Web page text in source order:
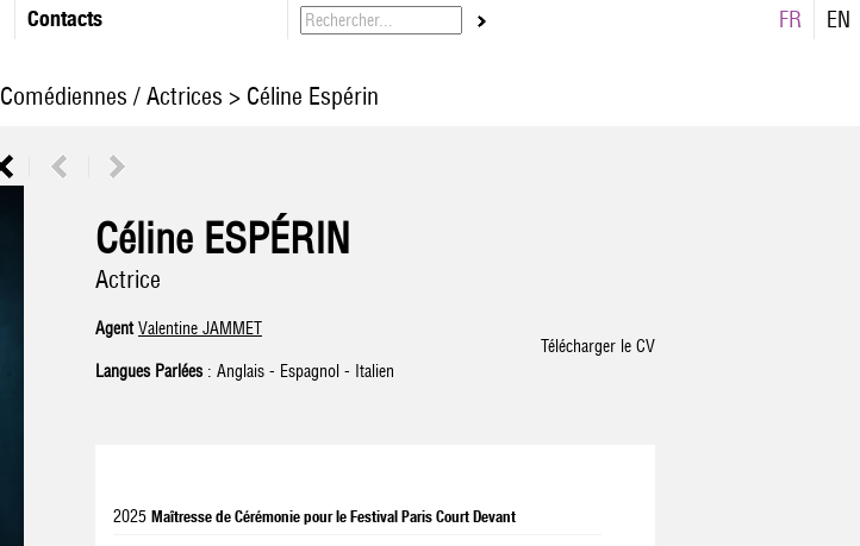
Contacts FR EN
Comédiennes / Actrices> Céline Espérin
Céline ESPÉRIN
Actrice
AgentValentine JAMMET
Télécharger le CV
Langues Parlées: Anglais - Espagnol - Italien
2025 Maîtresse de Cérémonie pour le Festival Paris Court Devant